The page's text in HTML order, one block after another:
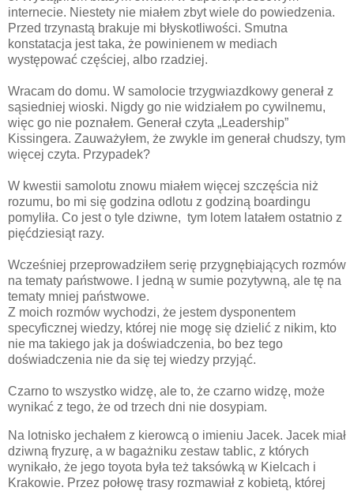
internecie. Niestety nie miałem zbyt wiele do powiedzenia.
Przed trzynastą brakuje mi błyskotliwości. Smutna
konstatacja jest taka, że powinienem w mediach
występować częściej, albo rzadziej.
Wracam do domu. W samolocie trzygwiazdkowy generał z
sąsiedniej wioski. Nigdy go nie widziałem po cywilnemu,
więc go nie poznałem. Generał czyta „Leadership”
Kissingera. Zauważyłem, że zwykle im generał chudszy, tym
więcej czyta. Przypadek?
W kwestii samolotu znowu miałem więcej szczęścia niż
rozumu, bo mi się godzina odlotu z godziną boardingu
pomyliła. Co jest o tyle dziwne, tym lotem latałem ostatnio z
pięćdziesiąt razy.
Wcześniej przeprowadziłem serię przygnębiających rozmów
na tematy państwowe. I jedną w sumie pozytywną, ale tę na
tematy mniej państwowe.
Z moich rozmów wychodzi, że jestem dysponentem
specyficznej wiedzy, której nie mogę się dzielić z nikim, kto
nie ma takiego jak ja doświadczenia, bo bez tego
doświadczenia nie da się tej wiedzy przyjąć.
Czarno to wszystko widzę, ale to, że czarno widzę, może
wynikać z tego, że od trzech dni nie dosypiam.
Na lotnisko jechałem z kierowcą o imieniu Jacek. Jacek miał
dziwną fryzurę, a w bagażniku zestaw tablic, z których
wynikało, że jego toyota była też taksówką w Kielcach i
Krakowie. Przez połowę trasy rozmawiał z kobietą, której